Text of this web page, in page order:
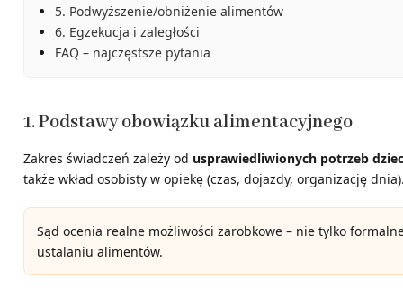
5. Podwyższenie/obniżenie alimentów
6. Egzekucja i zaległości
FAQ – najczęstsze pytania
1. Podstawy obowiązku alimentacyjnego
Zakres świadczeń zależy od usprawiedliwionych potrzeb
także wkład osobisty w opiekę (czas, dojazdy, organizację
Sąd ocenia realne możliwości zarobkowe – nie tylko
ustalaniu alimentów.